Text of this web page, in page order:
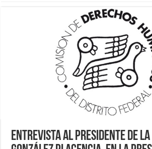
Entrevista al Presidente de la